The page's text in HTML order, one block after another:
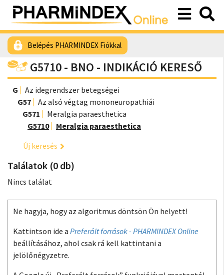
Belépés PHARMINDEX Fiókkal
G5710 - BNO - INDIKÁCIÓ KERESŐ
G
Az idegrendszer betegségei
G57
Az alsó végtag mononeuropathiái
G571
Meralgia paraesthetica
G5710
Meralgia paraesthetica
Új keresés
Találatok (0 db)
Nincs találat
Ne hagyja, hogy az algoritmus döntsön Ön helyett!
Kattintson ide a Preferált források - PHARMINDEX Online
beállításához, ahol csak rá kell kattintani a
jelölőnégyzetre.